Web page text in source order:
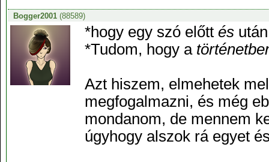
Bogger2001(88589)
*hogy egy szó előtt ésután
*Tudom, hogy a
Azt hiszem, elmehetek
megfogalmazni, és még
mondanom, de mennem
úgyhogy alszok rá egyet